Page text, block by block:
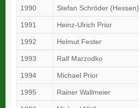
1990 Stefan Schröder (Hessen)
1991 Heinz-Ulrich Prior
1992 Helmut Fester
1993 Ralf Marzodko
1994 Michael Prior
1995 Rainer Wallmeier